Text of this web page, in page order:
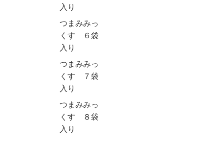
入り
つまみみっ
くす ６袋
入り
つまみみっ
くす ７袋
入り
つまみみっ
くす ８袋
入り